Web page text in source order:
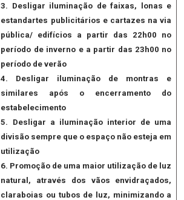
3. Desligar iluminação de faixas, lonas e
estandartes publicitários e cartazes na via
pública/ edifícios a partir das 22h00 no
período de inverno e a partir das 23h00 no
período de verão
4. Desligar iluminação de montras e
similares após o encerramento do
estabelecimento
5. Desligar a iluminação interior de uma
divisão sempre que o espaço não esteja em
utilização
6. Promoção de uma maior utilização de luz
natural, através dos vãos envidraçados,
claraboias ou tubos de luz, minimizando a